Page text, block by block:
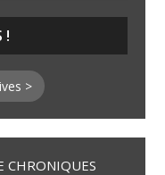
>
CHRONIQUES